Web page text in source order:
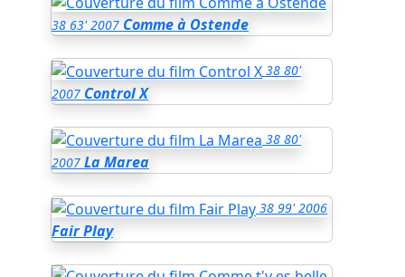
38 63' 2007 Comme à Ostende
38 80'
2007 Control X
38 80'
2007 La Marea
38 99' 2006
Fair Play